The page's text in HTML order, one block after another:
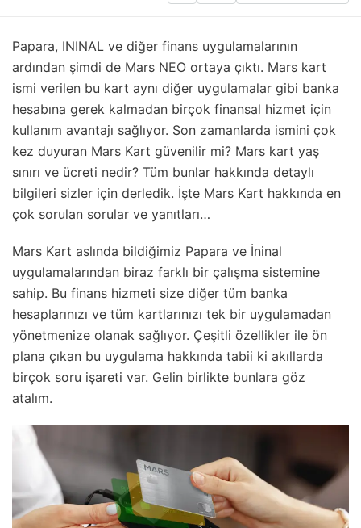
Papara, ININAL ve diğer finans uygulamalarının
ardından şimdi de Mars NEO ortaya çıktı. Mars kart
ismi verilen bu kart aynı diğer uygulamalar gibi banka
hesabına gerek kalmadan birçok finansal hizmet için
kullanım avantajı sağlıyor. Son zamanlarda ismini çok
kez duyuran Mars Kart güvenilir mi? Mars kart yaş
sınırı ve ücreti nedir? Tüm bunlar hakkında detaylı
bilgileri sizler için derledik. İşte Mars Kart hakkında en
çok sorulan sorular ve yanıtları…
Mars Kart aslında bildiğimiz Papara ve İninal
uygulamalarından biraz farklı bir çalışma sistemine
sahip. Bu finans hizmeti size diğer tüm banka
hesaplarınızı ve tüm kartlarınızı tek bir uygulamadan
yönetmenize olanak sağlıyor. Çeşitli özellikler ile ön
plana çıkan bu uygulama hakkında tabii ki akıllarda
birçok soru işareti var. Gelin birlikte bunlara göz
atalım.